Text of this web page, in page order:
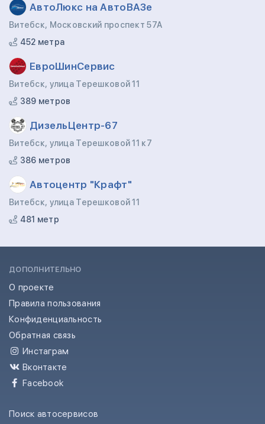
АвтоЛюкс на АвтоВАЗе
Витебск, Московский проспект 57А
452 метра
ЕвроШинСервис
Витебск, улица Терешковой 11
389 метров
ДизельЦентр-67
Витебск, улица Терешковой 11 к7
386 метров
Автоцентр "Крафт"
Витебск, улица Терешковой 11
481 метр
ДОПОЛНИТЕЛЬНО
О проекте
Правила пользования
Конфиденциальность
Обратная связь
Инстаграм
Вконтакте
Facebook
Поиск автосервисов